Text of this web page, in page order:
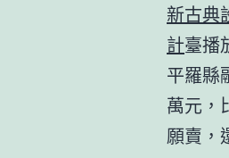
新古典
計臺播
平羅縣
萬元，
願賣，